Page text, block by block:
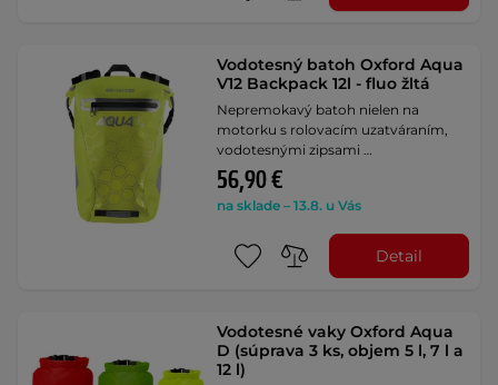
Vodotesný batoh Oxford Aqua
V12 Backpack 12l - fluo žltá
Nepremokavý batoh nielen na
motorku s rolovacím uzatváraním,
vodotesnými zipsami …
56,90 €
na sklade – 13.8. u Vás
Detail
Vodotesné vaky Oxford Aqua
D (súprava 3 ks, objem 5 l, 7 l a
12 l)